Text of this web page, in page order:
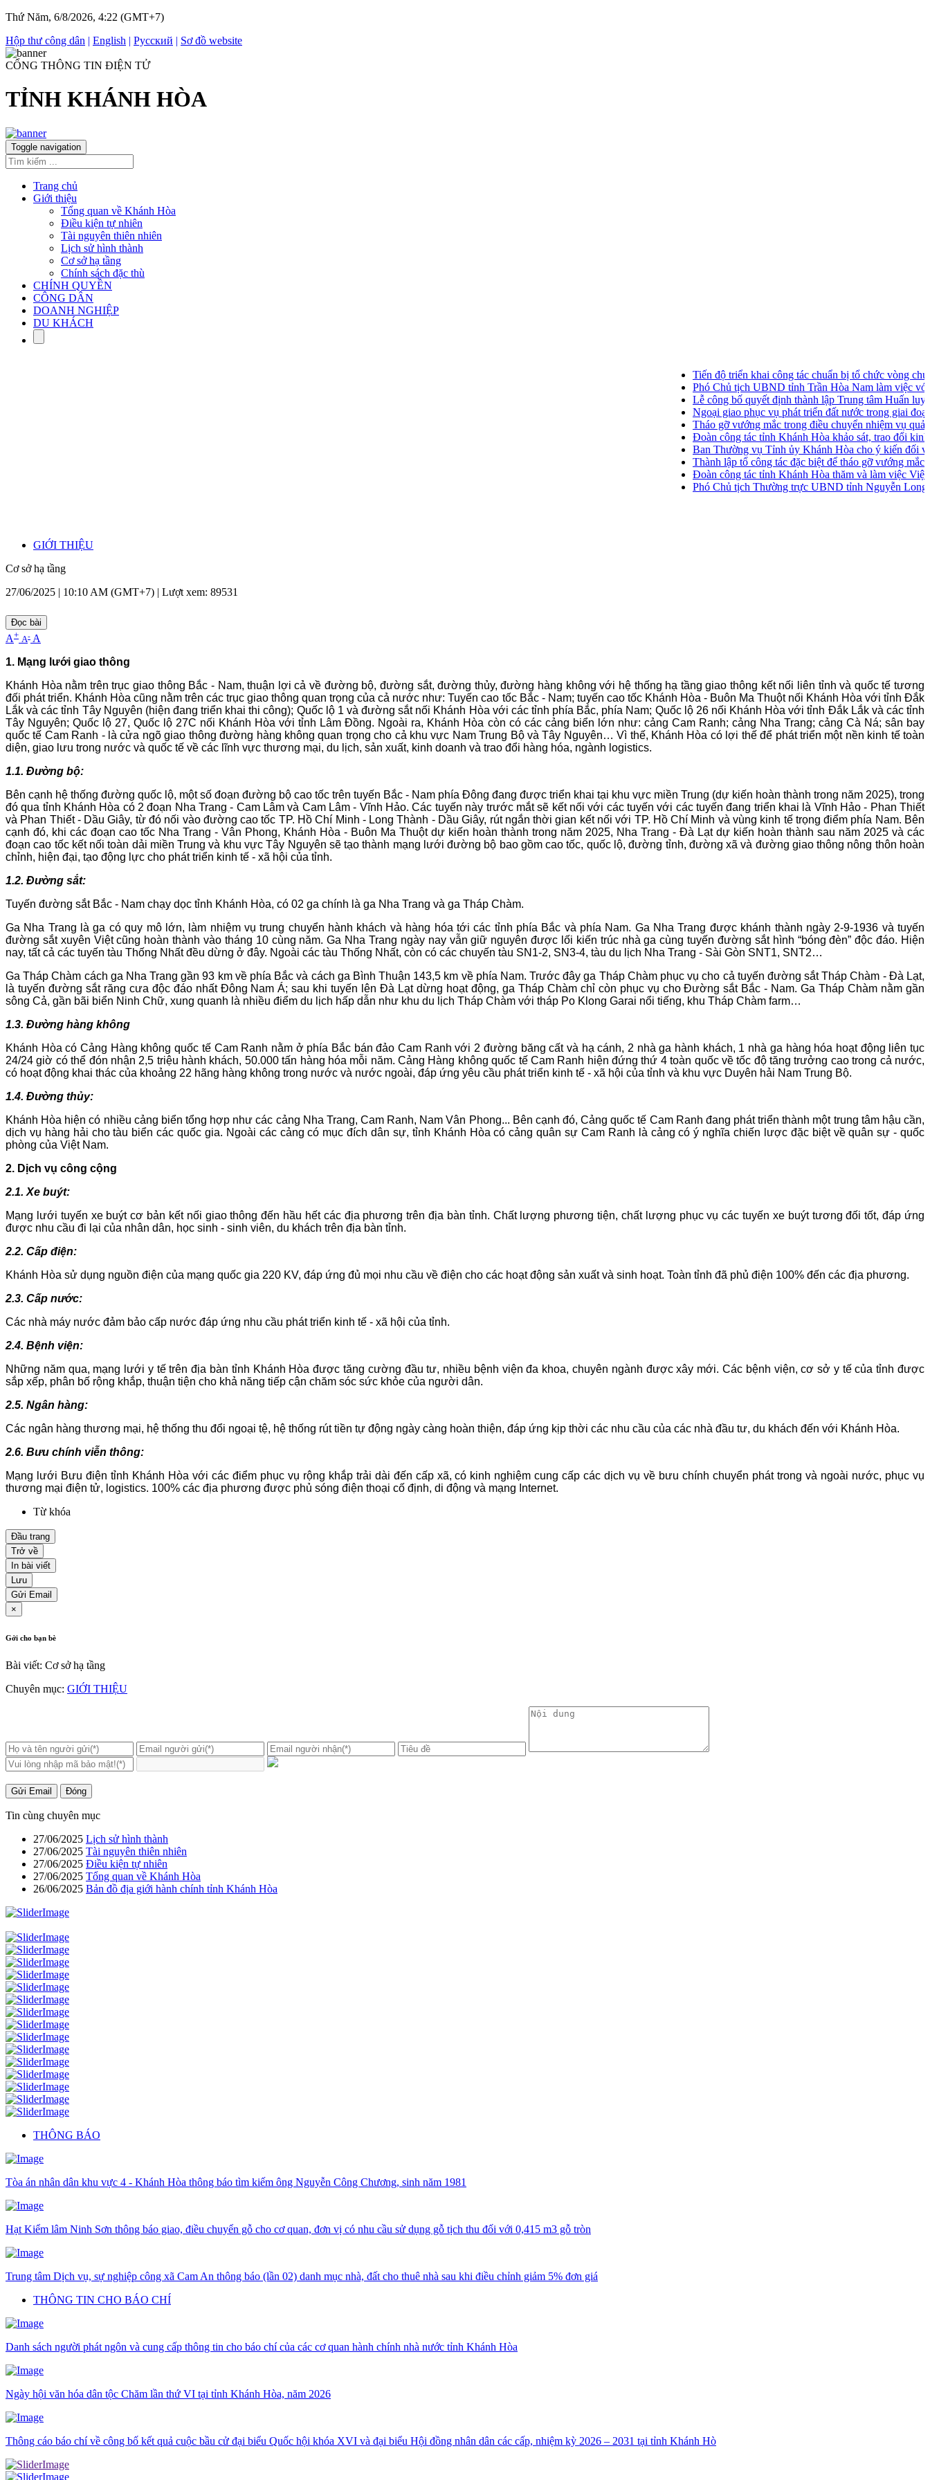
Thứ Năm, 6/8/2026, 4:22 (GMT+7)
Hộp thư công dân | English | Русский | Sơ đồ website
CỔNG THÔNG TIN ĐIỆN TỬ
TỈNH KHÁNH HÒA
Toggle navigation
Trang chủ
Giới thiệu
Tổng quan về Khánh Hòa
Điều kiện tự nhiên
Tài nguyên thiên nhiên
Lịch sử hình thành
Cơ sở hạ tầng
Chính sách đặc thù
CHÍNH QUYỀN
CÔNG DÂN
DOANH NGHIỆP
DU KHÁCH
Tiến độ triển khai công tác chuẩn bị tổ chức vòng
Phó Chủ tịch UBND tỉnh Trần Hòa Nam làm việc với
Lễ công bố quyết định thành lập Trung tâm Huấn
Ngoại giao phục vụ phát triển đất nước trong giai đoạn
Tháo gỡ vướng mắc trong điều chuyển nhiệm vụ quản
Đoàn công tác tỉnh Khánh Hòa khảo sát, trao đổi kinh
Ban Thường vụ Tỉnh ủy Khánh Hòa cho ý kiến đối với
Thành lập tổ công tác đặc biệt để tháo gỡ vướng mắc
Đoàn công tác tỉnh Khánh Hòa thăm và làm việc Viện
Phó Chủ tịch Thường trực UBND tỉnh Nguyễn Long
GIỚI THIỆU
Cơ sở hạ tầng
27/06/2025 | 10:10 AM (GMT+7) | Lượt xem: 89531
Đọc bài
A+ A- A
1. Mạng lưới giao thông
Khánh Hòa nằm trên trục giao thông Bắc - Nam, thuận lợi cả về đường bộ, đường sắt, đường thủy, đường hàng không với hệ thống hạ tầng giao thông kết nối liên tỉnh và quốc tế tương
đối phát triển. Khánh Hòa cũng nằm trên các trục giao thông quan trọng của cả nước như: Tuyến cao tốc Bắc - Nam; tuyến cao tốc Khánh Hòa - Buôn Ma Thuột nối Khánh Hòa với tỉnh Đắk
Lắk và các tỉnh Tây Nguyên (hiện đang triển khai thi công); Quốc lộ 1 và đường sắt nối Khánh Hòa với các tỉnh phía Bắc, phía Nam; Quốc lộ 26 nối Khánh Hòa với tỉnh Đắk Lắk và các tỉnh
Tây Nguyên; Quốc lộ 27, Quốc lộ 27C nối Khánh Hòa với tỉnh Lâm Đồng. Ngoài ra, Khánh Hòa còn có các cảng biển lớn như: cảng Cam Ranh; cảng Nha Trang; cảng Cà Ná; sân bay
quốc tế Cam Ranh - là cửa ngõ giao thông đường hàng không quan trọng cho cả khu vực Nam Trung Bộ và Tây Nguyên… Vì thế, Khánh Hòa có lợi thế để phát triển một nền kinh tế toàn
diện, giao lưu trong nước và quốc tế về các lĩnh vực thương mại, du lịch, sản xuất, kinh doanh và trao đổi hàng hóa, ngành logistics.
1.1. Đường bộ:
Bên cạnh hệ thống đường quốc lộ, một số đoạn đường bộ cao tốc trên tuyến Bắc - Nam phía Đông đang được triển khai tại khu vực miền Trung (dự kiến hoàn thành trong năm 2025), trong
đó qua tỉnh Khánh Hòa có 2 đoạn Nha Trang - Cam Lâm và Cam Lâm - Vĩnh Hảo. Các tuyến này trước mắt sẽ kết nối với các tuyến với các tuyến đang triển khai là Vĩnh Hảo - Phan Thiết
và Phan Thiết - Dầu Giây, từ đó nối vào đường cao tốc TP. Hồ Chí Minh - Long Thành - Dầu Giây, rút ngắn thời gian kết nối với TP. Hồ Chí Minh và vùng kinh tế trọng điểm phía Nam. Bên
cạnh đó, khi các đoạn cao tốc Nha Trang - Vân Phong, Khánh Hòa - Buôn Ma Thuột dự kiến hoàn thành trong năm 2025, Nha Trang - Đà Lạt dự kiến hoàn thành sau năm 2025 và các
đoạn cao tốc kết nối toàn dải miền Trung và khu vực Tây Nguyên sẽ tạo thành mạng lưới đường bộ bao gồm cao tốc, quốc lộ, đường tỉnh, đường xã và đường giao thông nông thôn hoàn
chỉnh, hiện đại, tạo động lực cho phát triển kinh tế - xã hội của tỉnh.
1.2. Đường sắt:
Tuyến đường sắt Bắc - Nam chạy dọc tỉnh Khánh Hòa, có 02 ga chính là ga Nha Trang và ga Tháp Chàm.
Ga Nha Trang là ga có quy mô lớn, làm nhiệm vụ trung chuyển hành khách và hàng hóa tới các tỉnh phía Bắc và phía Nam. Ga Nha Trang được khánh thành ngày 2-9-1936 và tuyến
đường sắt xuyên Việt cũng hoàn thành vào tháng 10 cùng năm. Ga Nha Trang ngày nay vẫn giữ nguyên được lối kiến trúc nhà ga cùng tuyến đường sắt hình “bóng đèn” độc đáo. Hiện
nay, tất cả các tuyến tàu Thống Nhất đều dừng ở đây. Ngoài các tàu Thống Nhất, còn có các chuyến tàu SN1-2, SN3-4, tàu du lịch Nha Trang - Sài Gòn SNT1, SNT2…
Ga Tháp Chàm cách ga Nha Trang gần 93 km về phía Bắc và cách ga Bình Thuận 143,5 km về phía Nam. Trước đây ga Tháp Chàm phục vụ cho cả tuyến đường sắt Tháp Chàm - Đà Lạt,
là tuyến đường sắt răng cưa độc đáo nhất Đông Nam Á; sau khi tuyến lên Đà Lạt dừng hoạt động, ga Tháp Chàm chỉ còn phục vụ cho Đường sắt Bắc - Nam. Ga Tháp Chàm nằm gần
sông Cả, gần bãi biển Ninh Chữ, xung quanh là nhiều điểm du lịch hấp dẫn như khu du lịch Tháp Chàm với tháp Po Klong Garai nổi tiếng, khu Tháp Chàm farm…
1.3. Đường hàng không
Khánh Hòa có Cảng Hàng không quốc tế Cam Ranh nằm ở phía Bắc bán đảo Cam Ranh với 2 đường băng cất và hạ cánh, 2 nhà ga hành khách, 1 nhà ga hàng hóa hoạt động liên tục
24/24 giờ có thể đón nhận 2,5 triệu hành khách, 50.000 tấn hàng hóa mỗi năm. Cảng Hàng không quốc tế Cam Ranh hiện đứng thứ 4 toàn quốc về tốc độ tăng trưởng cao trong cả nước,
có hoạt động khai thác của khoảng 22 hãng hàng không trong nước và nước ngoài, đáp ứng yêu cầu phát triển kinh tế - xã hội của tỉnh và khu vực Duyên hải Nam Trung Bộ.
1.4. Đường thủy:
Khánh Hòa hiện có nhiều cảng biển tổng hợp như các cảng Nha Trang, Cam Ranh, Nam Vân Phong... Bên cạnh đó, Cảng quốc tế Cam Ranh đang phát triển thành một trung tâm hậu cần,
dịch vụ hàng hải cho tàu biển các quốc gia. Ngoài các cảng có mục đích dân sự, tỉnh Khánh Hòa có cảng quân sự Cam Ranh là cảng có ý nghĩa chiến lược đặc biệt về quân sự - quốc
phòng của Việt Nam.
2. Dịch vụ công cộng
2.1. Xe buýt:
Mạng lưới tuyến xe buýt cơ bản kết nối giao thông đến hầu hết các địa phương trên địa bàn tỉnh. Chất lượng phương tiện, chất lượng phục vụ các tuyến xe buýt tương đối tốt, đáp ứng
được nhu cầu đi lại của nhân dân, học sinh - sinh viên, du khách trên địa bàn tỉnh.
2.2. Cấp điện:
Khánh Hòa sử dụng nguồn điện của mạng quốc gia 220 KV, đáp ứng đủ mọi nhu cầu về điện cho các hoạt động sản xuất và sinh hoạt. Toàn tỉnh đã phủ điện 100% đến các địa phương.
2.3. Cấp nước:
Các nhà máy nước đảm bảo cấp nước đáp ứng nhu cầu phát triển kinh tế - xã hội của tỉnh.
2.4. Bệnh viện:
Những năm qua, mạng lưới y tế trên địa bàn tỉnh Khánh Hòa được tăng cường đầu tư, nhiều bệnh viện đa khoa, chuyên ngành được xây mới. Các bệnh viện, cơ sở y tế của tỉnh được
sắp xếp, phân bố rộng khắp, thuận tiện cho khả năng tiếp cận chăm sóc sức khỏe của người dân.
2.5. Ngân hàng:
Các ngân hàng thương mại, hệ thống thu đổi ngoại tệ, hệ thống rút tiền tự động ngày càng hoàn thiện, đáp ứng kịp thời các nhu cầu của các nhà đầu tư, du khách đến với Khánh Hòa.
2.6. Bưu chính viễn thông:
Mạng lưới Bưu điện tỉnh Khánh Hòa với các điểm phục vụ rộng khắp trải dài đến cấp xã, có kinh nghiệm cung cấp các dịch vụ về bưu chính chuyển phát trong và ngoài nước, phục vụ
thương mại điện tử, logistics. 100% các địa phương được phủ sóng điện thoại cố định, di động và mạng Internet.
Từ khóa
Đầu trang
Trở về
In bài viết
Lưu
Gửi Email
×
Gởi cho bạn bè
Bài viết: Cơ sở hạ tầng
Chuyên mục: GIỚI THIỆU
Gửi Email Đóng
Tin cùng chuyên mục
27/06/2025 Lịch sử hình thành
27/06/2025 Tài nguyên thiên nhiên
27/06/2025 Điều kiện tự nhiên
27/06/2025 Tổng quan về Khánh Hòa
26/06/2025 Bản đồ địa giới hành chính tỉnh Khánh Hòa
THÔNG BÁO
Tòa án nhân dân khu vực 4 - Khánh Hòa thông báo tìm kiếm ông Nguyễn Công Chương, sinh năm 1981
Hạt Kiểm lâm Ninh Sơn thông báo giao, điều chuyển gỗ cho cơ quan, đơn vị có nhu cầu sử dụng gỗ tịch thu đối với 0,415 m3 gỗ tròn
Trung tâm Dịch vụ, sự nghiệp công xã Cam An thông báo (lần 02) danh mục nhà, đất cho thuê nhà sau khi điều chỉnh giảm 5% đơn giá
THÔNG TIN CHO BÁO CHÍ
Danh sách người phát ngôn và cung cấp thông tin cho báo chí của các cơ quan hành chính nhà nước tỉnh Khánh Hòa
Ngày hội văn hóa dân tộc Chăm lần thứ VI tại tỉnh Khánh Hòa, năm 2026
Thông cáo báo chí về công bố kết quả cuộc bầu cử đại biểu Quốc hội khóa XVI và đại biểu Hội đồng nhân dân các cấp, nhiệm kỳ 2026 – 2031 tại tỉnh Khánh Hò